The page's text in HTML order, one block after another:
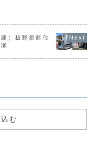
用途地域商業建ぺ
率80%容積率
地面積451.17㎡
2002年現
渡空室・相
本情報）都
建）板野郡藍住
む